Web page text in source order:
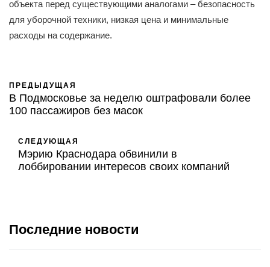
объекта перед существующими аналогами – безопасность
для уборочной техники, низкая цена и минимальные
расходы на содержание.
ПРЕДЫДУЩАЯ
В Подмосковье за неделю оштрафовали более
100 пассажиров без масок
СЛЕДУЮЩАЯ
Мэрию Краснодара обвинили в
лоббировании интересов своих компаний
Последние новости